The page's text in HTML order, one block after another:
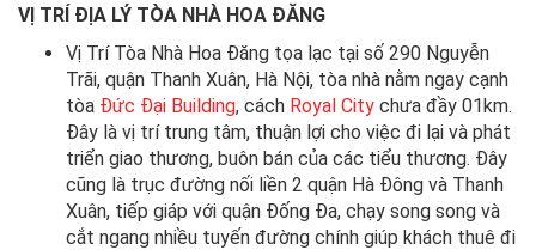
VỊ TRÍ ĐỊA LÝ TÒA NHÀ HOA ĐĂNG
Vị Trí Tòa Nhà Hoa Đăng tọa lạc tại số 290 Nguyễn
Trãi, quận Thanh Xuân, Hà Nội, tòa nhà nằm ngay cạnh
tòa Đức Đại Building, cách Royal City chưa đầy 01km.
Đây là vị trí trung tâm, thuận lợi cho việc đi lại và phát
triển giao thương, buôn bán của các tiểu thương. Đây
cũng là trục đường nối liền 2 quận Hà Đông và Thanh
Xuân, tiếp giáp với quận Đống Đa, chạy song song và
cắt ngang nhiều tuyến đường chính giúp khách thuê đi